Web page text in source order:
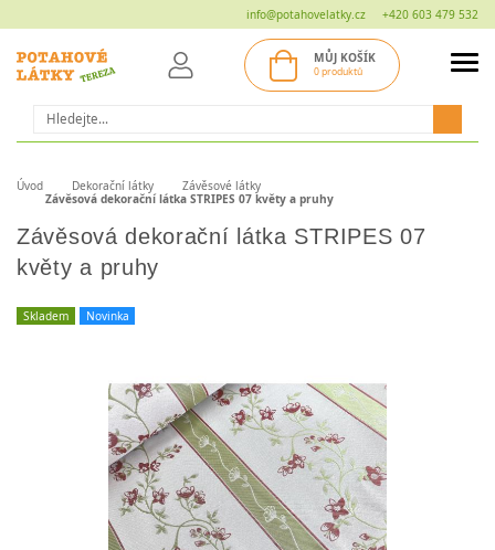
info@potahovelatky.cz +420 603 479 532
Hledat
MŮJ KOŠÍK
0 produktů
Úvod Dekorační látky
Závěsové látky
Závěsová dekorační látka STRIPES 07 květy a pruhy
Závěsová dekorační látka STRIPES 07
květy a pruhy
Skladem Novinka